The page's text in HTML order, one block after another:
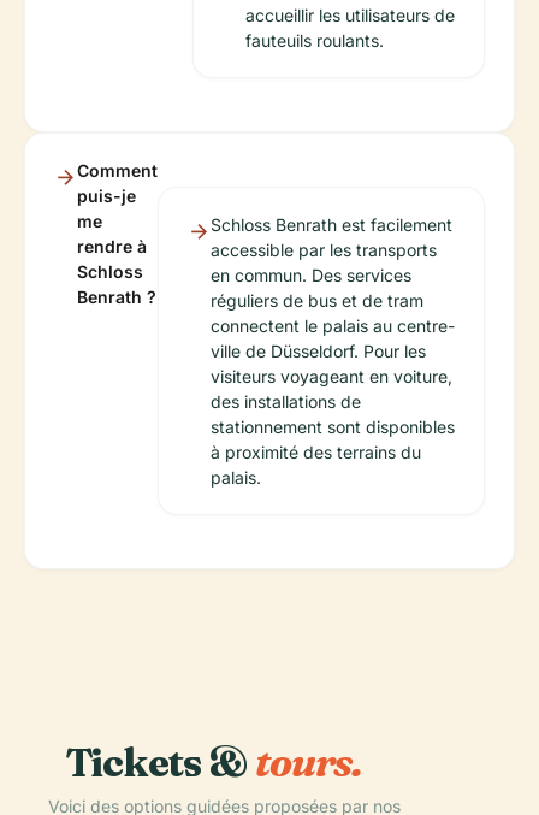
accueillir les utilisateurs de
fauteuils roulants.
Comment
puis-je
me
rendre à
Schloss
Benrath ?
Schloss Benrath est facilement
accessible par les transports
en commun. Des services
réguliers de bus et de tram
connectent le palais au centre-
ville de Düsseldorf. Pour les
visiteurs voyageant en voiture,
des installations de
stationnement sont disponibles
à proximité des terrains du
palais.
Tickets &tours.
Voici des options guidées proposées par nos